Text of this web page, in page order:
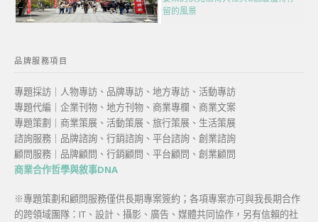
留的風景
品牌服務項目
專題採訪｜人物專訪、品牌專訪、地方專訪、活動專訪
專題代編｜企業刊物、地方刊物、商業專欄、商業文案
專題策劃｜商業策展、活動策展、旅行策展、生活策展
諮詢服務｜品牌諮詢、行銷諮詢、平台諮詢、創業諮詢
顧問服務｜品牌顧問、行銷顧問、平台顧問、創業顧問
商業合作哲學與敘事DNA
※專題策劃和顧問服務僅供長期專案簽約；各項專案亦可與我長期合作
的跨領域團隊：IT、設計、攝影、廣告、媒體共同協作，另有信賴的社